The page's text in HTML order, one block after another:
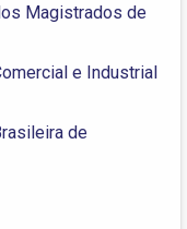
Magistrados de
e Industrial
de